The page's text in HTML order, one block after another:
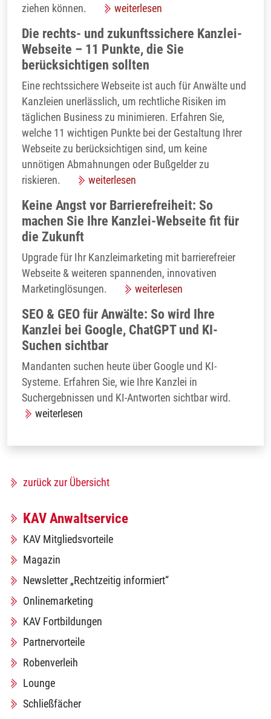
ziehen können.
weiterlesen
Die rechts- und zukunftssichere Kanzlei-
Webseite – 11 Punkte, die Sie
berücksichtigen sollten
Eine rechtssichere Webseite ist auch für Anwälte und
Kanzleien unerlässlich, um rechtliche Risiken im
täglichen Business zu minimieren. Erfahren Sie,
welche 11 wichtigen Punkte bei der Gestaltung Ihrer
Webseite zu berücksichtigen sind, um keine
unnötigen Abmahnungen oder Bußgelder zu
riskieren.
weiterlesen
Keine Angst vor Barrierefreiheit: So
machen Sie Ihre Kanzlei-Webseite fit für
die Zukunft
Upgrade für Ihr Kanzleimarketing mit barrierefreier
Webseite & weiteren spannenden, innovativen
Marketinglösungen.
weiterlesen
SEO & GEO für Anwälte: So wird Ihre
Kanzlei bei Google, ChatGPT und KI-
Suchen sichtbar
Mandanten suchen heute über Google und KI-
Systeme. Erfahren Sie, wie Ihre Kanzlei in
Suchergebnissen und KI-Antworten sichtbar wird.
weiterlesen
zurück zur Übersicht
KAV Anwaltservice
KAV Mitgliedsvorteile
Magazin
Newsletter „Rechtzeitig informiert“
Onlinemarketing
KAV Fortbildungen
Partnervorteile
Robenverleih
Lounge
Schließfächer